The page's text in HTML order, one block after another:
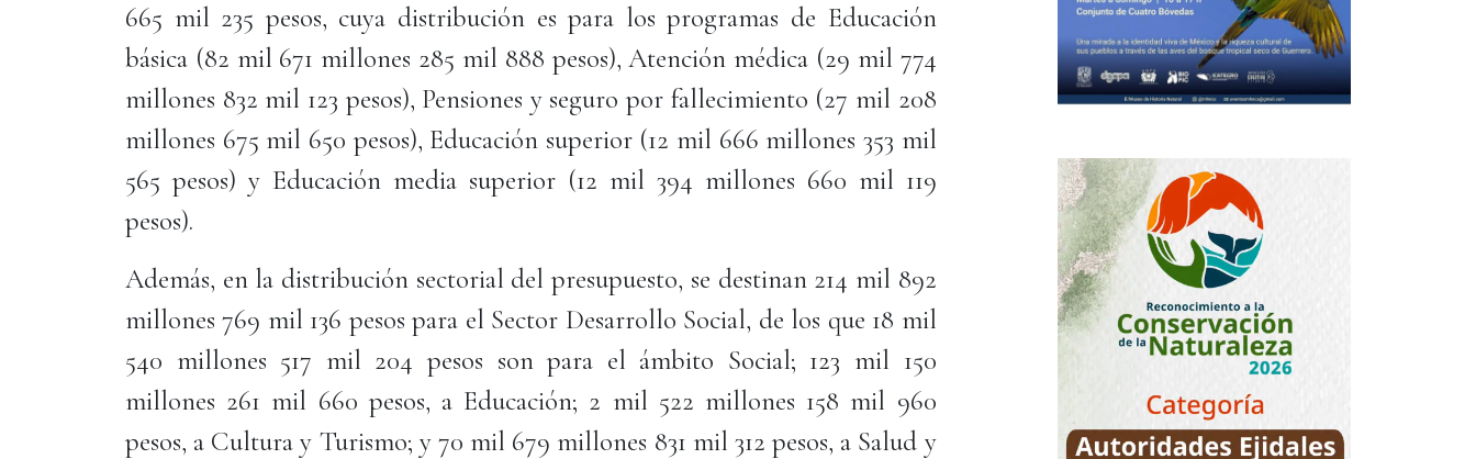
665 mil 235 pesos, cuya distribución es para los programas de Educación
básica (82 mil 671 millones 285 mil 888 pesos), Atención médica (29 mil 774
millones 832 mil 123 pesos), Pensiones y seguro por fallecimiento (27 mil 208
millones 675 mil 650 pesos), Educación superior (12 mil 666 millones 353 mil
565 pesos) y Educación media superior (12 mil 394 millones 660 mil 119
pesos).
Además, en la distribución sectorial del presupuesto, se destinan 214 mil 892
millones 769 mil 136 pesos para el Sector Desarrollo Social, de los que 18 mil
540 millones 517 mil 204 pesos son para el ámbito Social; 123 mil 150
millones 261 mil 660 pesos, a Educación; 2 mil 522 millones 158 mil 960
pesos, a Cultura y Turismo; y 70 mil 679 millones 831 mil 312 pesos, a Salud y